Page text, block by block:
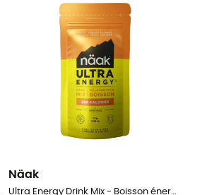
Näak
Ultra Energy Drink Mix - Boisson énergétique